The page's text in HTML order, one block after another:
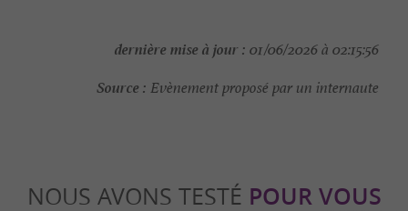
dernière mise à jour : 01/06/2026 à 02:15:56
Source : Evènement proposé par un internaute
NOUS AVONS TESTÉ POUR VOUS